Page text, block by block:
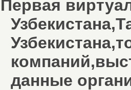
Первая
данные